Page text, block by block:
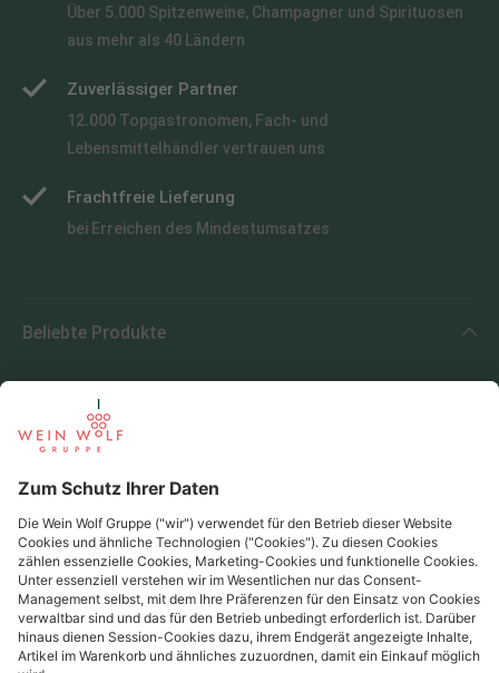
Über 5.000 Spitzenweine, Champagner und Spirituosen
aus mehr als 40 Ländern
Zuverlässiger Partner
12.000 Topgastronomen, Fach- und
Lebensmittelhändler vertrauen uns
Frachtfreie Lieferung
bei Erreichen des Mindestumsatzes
Beliebte Produkte
Beliebte Regionen
Beliebte Produzenten
Wein Wolf
Wein Wolf GmbH